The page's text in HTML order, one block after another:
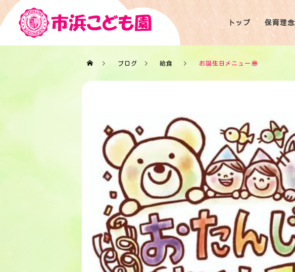
トップ 保育理念
ブログ 給食 お誕生日メニュー